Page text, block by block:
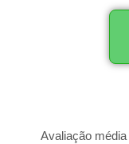
Avaliação média